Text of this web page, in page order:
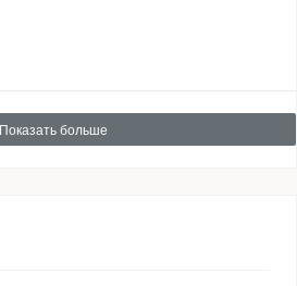
Показать больше